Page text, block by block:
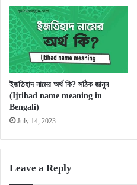
ইজতিহাদ নামের অর্থ কি? সঠিক জানুন
(Ijtihad name meaning in
Bengali)
July 14, 2023
Leave a Reply